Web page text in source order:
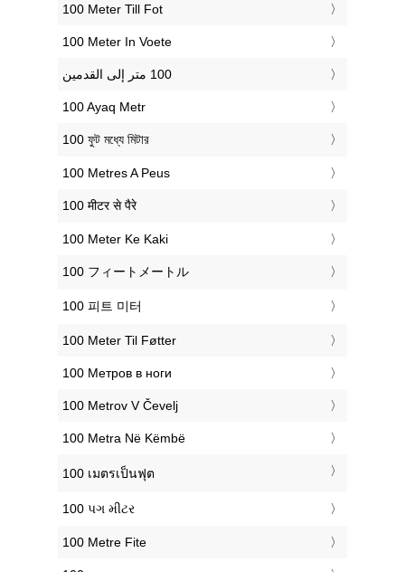
‎100 Meter Till Fot
‎100 Meter In Voete
‎100 Ayaq Metr
‎100 ফুট মধ্যে মিটার
‎100 Metres A Peus
‎100 मीटर से पैरे
‎100 Meter Ke Kaki
‎100 フィートメートル
‎100 피트 미터
‎100 Meter Til Føtter
‎100 Метров в ноги
‎100 Metrov V Čevelj
‎100 Metra Në Këmbë
‎100 เมตรเป็นฟุต
‎100 પગ મીટર
‎100 Metre Fite